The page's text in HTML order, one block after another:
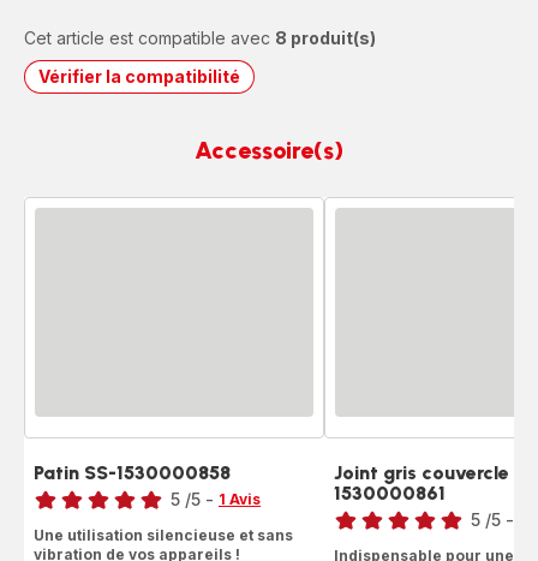
Cet article est compatible avec 8 produit(s)
Vérifier la compatibilité
Accessoire(s)
Patin SS-1530000858
Note
5
5 /5 - 1 Avis
Une utilisation silencieuse et sans
vibration de vos appareils !
Joint gris couvercle
1530000861
Note
5 /5 -
Indispensable pour une